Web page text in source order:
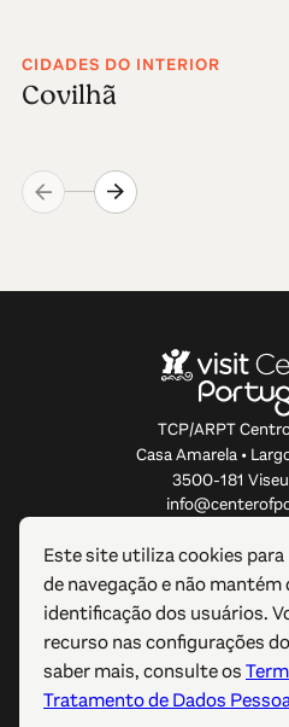
CIDADES DO INTERIOR
Covilhã
TCP/ARPT
Casa Amarela •
3500-181
SOBRE ESTE WEBSITE
LIGAÇÕES ÚTEIS
SIGA-NOS
Este site utiliza cookies
de navegação e não mantém
identificação dos usuários.
recurso nas configurações
saber mais, consulte os
Tratamento de Dados